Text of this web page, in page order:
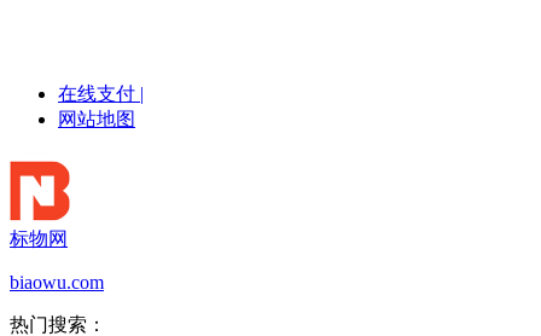
在线支付 |
网站地图
标物网
biaowu.com
热门搜索：